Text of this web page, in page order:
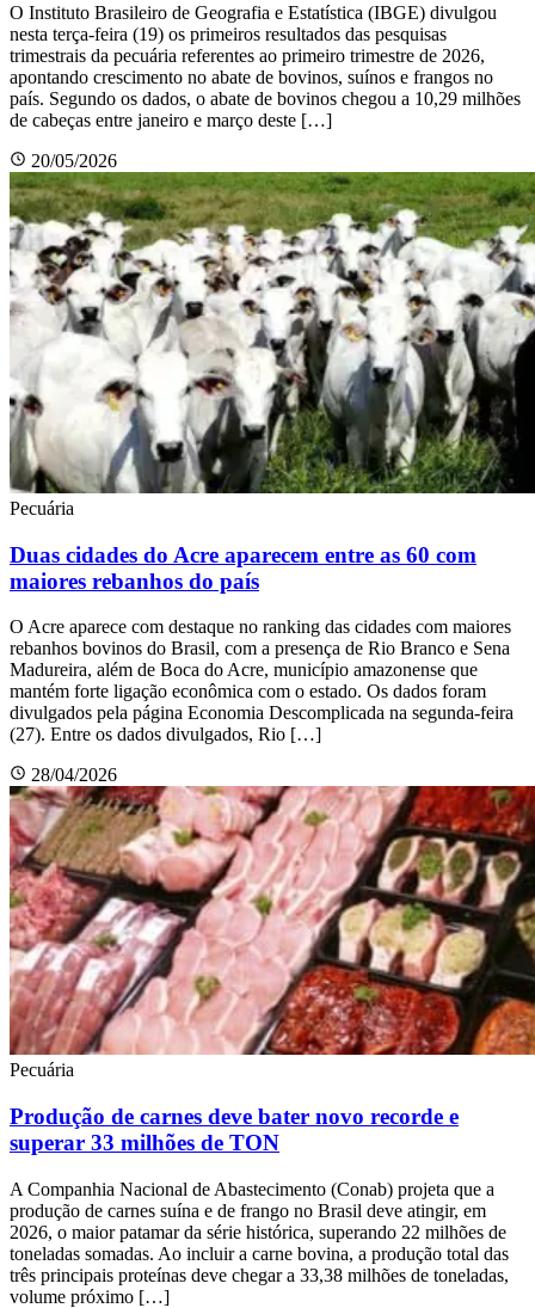
O Instituto Brasileiro de Geografia e Estatística (IBGE) divulgou
nesta terça-feira (19) os primeiros resultados das pesquisas
trimestrais da pecuária referentes ao primeiro trimestre de 2026,
apontando crescimento no abate de bovinos, suínos e frangos no
país. Segundo os dados, o abate de bovinos chegou a 10,29 milhões
de cabeças entre janeiro e março deste […]
20/05/2026
Pecuária
Duas cidades do Acre aparecem entre as 60 com
maiores rebanhos do país
O Acre aparece com destaque no ranking das cidades com maiores
rebanhos bovinos do Brasil, com a presença de Rio Branco e Sena
Madureira, além de Boca do Acre, município amazonense que
mantém forte ligação econômica com o estado. Os dados foram
divulgados pela página Economia Descomplicada na segunda-feira
(27). Entre os dados divulgados, Rio […]
28/04/2026
Pecuária
Produção de carnes deve bater novo recorde e
superar 33 milhões de TON
A Companhia Nacional de Abastecimento (Conab) projeta que a
produção de carnes suína e de frango no Brasil deve atingir, em
2026, o maior patamar da série histórica, superando 22 milhões de
toneladas somadas. Ao incluir a carne bovina, a produção total das
três principais proteínas deve chegar a 33,38 milhões de toneladas,
volume próximo […]